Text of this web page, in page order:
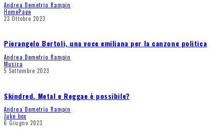
Andrea Demetrio Rampin
HomePage
23 Ottobre 2023
Pierangelo Bertoli, una voce emiliana per la canzone politica
Andrea Demetrio Rampin
Musica
5 Settembre 2023
Skindred. Metal e Reggae è possibile?
Andrea Demetrio Rampin
Juke box
6 Giugno 2023